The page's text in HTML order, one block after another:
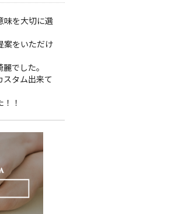
味を大切に選
案をいただけ
でした。
スタム出来て
！